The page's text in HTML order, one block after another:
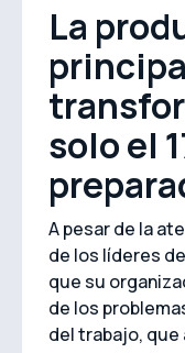
La
solo el
A pesar de la
de los líderes
que su
de los
del trabajo,